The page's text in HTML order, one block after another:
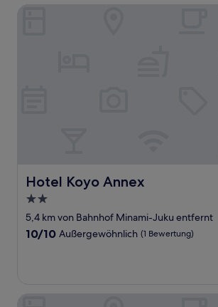
Bewertungen)
Hotel Koyo Annex
Hotel Koyo Annex
2.0-
Sterne-
Unterkunft
5,4 km von Bahnhof Minami-Juku entfernt
10.0
Bewertung)
10/10 Außergewöhnlich (1 Bewertung)